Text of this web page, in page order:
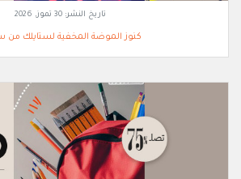
تاريخ النشر:30 تموز, 2026
كنوز الموضة المخفية لستايلك من